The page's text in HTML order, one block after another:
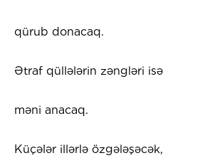
qürub donacaq.
Ətraf qüllələrin zəngləri isə
məni anacaq.
Küçələr illərlə özgələşəcək,